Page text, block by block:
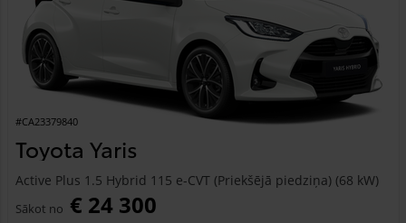
#CA23379840
Toyota Yaris
Active Plus 1.5 Hybrid 115 e-CVT (Priekšējā piedziņa) (68 kW)
Sākot no € 24 300